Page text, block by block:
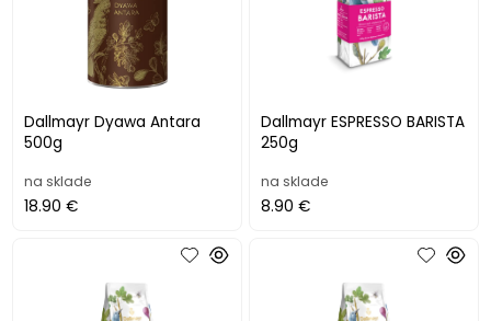
Dallmayr Dyawa Antara
500g
na sklade
18.90 €
Dallmayr ESPRESSO BARISTA
250g
na sklade
8.90 €